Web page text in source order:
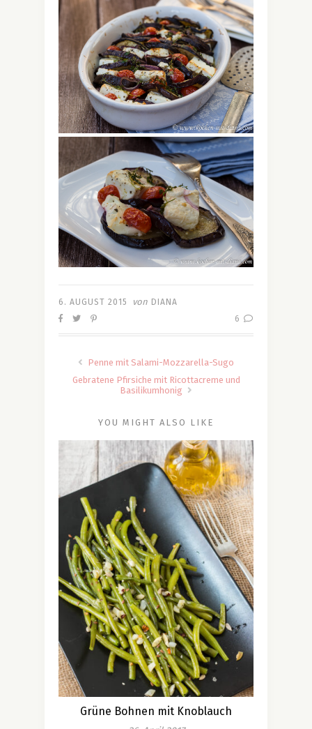
6. AUGUST 2015 von DIANA
6
Penne mit Salami-Mozzarella-Sugo
Gebratene Pfirsiche mit Ricottacreme und
Basilikumhonig
YOU MIGHT ALSO LIKE
Grüne Bohnen mit Knoblauch